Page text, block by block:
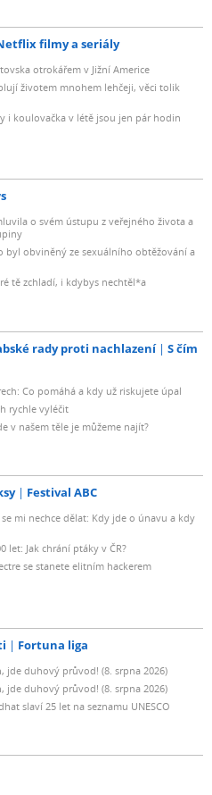
filmy a seriály
otrokářem v Jižní Americe
životem mnohem lehčeji, věci tolik
i koulovačka v létě jsou jen pár hodin
o svém ústupu z veřejného života a
byl obviněný ze sexuálního obtěžování a
tě zchladí, i kdybys nechtěl*a
rady proti nachlazení
S čím
Co pomáhá a kdy už riskujete úpal
rychle vyléčit
v našem těle je můžeme najít?
Festival ABC
mi nechce dělat: Kdy jde o únavu a kdy
let: Jak chrání ptáky v ČR?
se stanete elitním hackerem
Fortuna liga
jde duhový průvod! (8. srpna 2026)
jde duhový průvod! (8. srpna 2026)
slaví 25 let na seznamu UNESCO